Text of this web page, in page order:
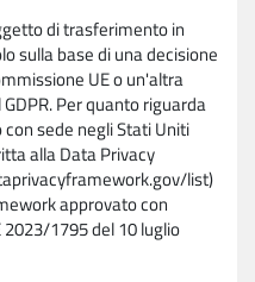
di trasferimento in
sulla base di una decisione
UE o un'altra
Per quanto riguarda
sede negli Stati Uniti
alla Data Privacy
list)
approvato con
1795 del 10 luglio